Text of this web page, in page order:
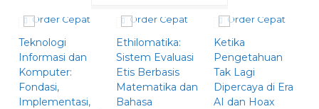
Order Cepat
Teknologi
Informasi dan
Komputer:
Fondasi,
Implementasi,
Order Cepat
Ethilomatika:
Sistem Evaluasi
Etis Berbasis
Matematika dan
Bahasa
Order Cepat
Ketika
Pengetahuan
Tak Lagi
Dipercaya di Era
AI dan Hoax